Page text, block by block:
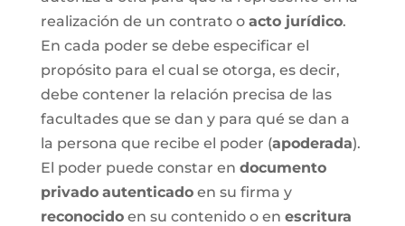
realización de un contrato o acto jurídico.
En cada poder se debe especificar el
propósito para el cual se otorga, es decir,
debe contener la relación precisa de las
facultades que se dan y para qué se dan a
la persona que recibe el poder (apoderada).
El poder puede constar en documento
privado autenticadoen su firma y
reconocidoen su contenido o en escritura